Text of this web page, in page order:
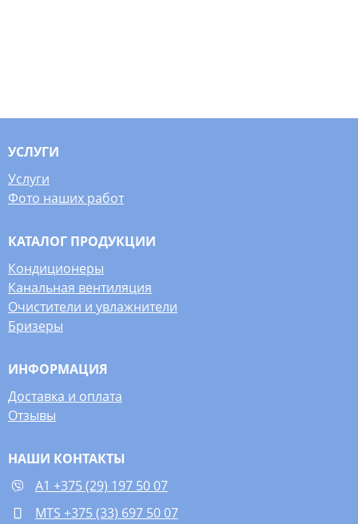
УСЛУГИ
Услуги
Фото наших работ
КАТАЛОГ ПРОДУКЦИИ
Кондиционеры
Канальная вентиляция
Очистители и увлажнители
Бризеры
ИНФОРМАЦИЯ
Доставка и оплата
Отзывы
НАШИ КОНТАКТЫ
A1 +375 (29) 197 50 07
MTS +375 (33) 697 50 07